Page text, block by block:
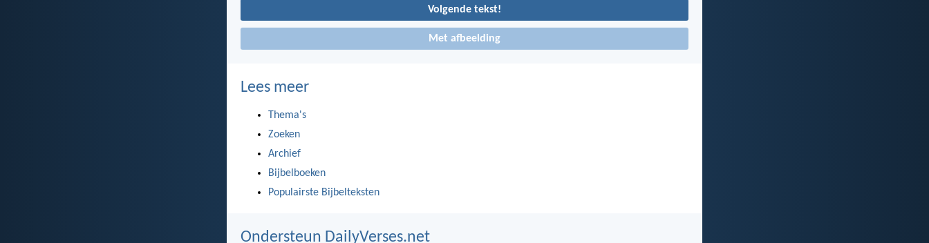
Volgende tekst!
Met afbeelding
Lees meer
Thema's
Zoeken
Archief
Bijbelboeken
Populairste Bijbelteksten
Ondersteun DailyVerses.net